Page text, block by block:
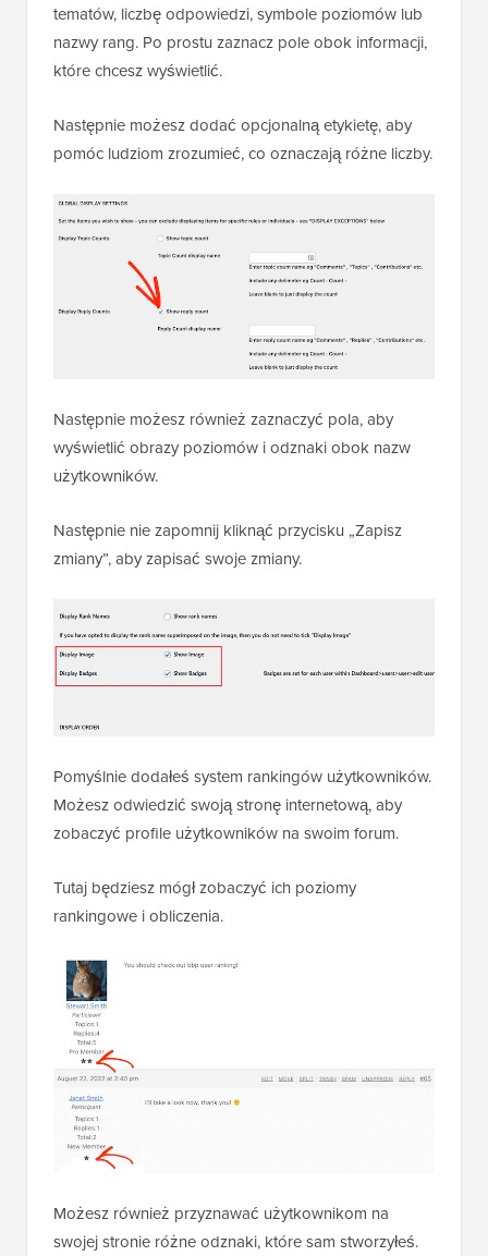
tematów, liczbę odpowiedzi, symbole poziomów lub
nazwy rang. Po prostu zaznacz pole obok informacji,
które chcesz wyświetlić.
Następnie możesz dodać opcjonalną etykietę, aby
pomóc ludziom zrozumieć, co oznaczają różne liczby.
Następnie możesz również zaznaczyć pola, aby
wyświetlić obrazy poziomów i odznaki obok nazw
użytkowników.
Następnie nie zapomnij kliknąć przycisku „Zapisz
zmiany”, aby zapisać swoje zmiany.
Pomyślnie dodałeś system rankingów użytkowników.
Możesz odwiedzić swoją stronę internetową, aby
zobaczyć profile użytkowników na swoim forum.
Tutaj będziesz mógł zobaczyć ich poziomy
rankingowe i obliczenia.
Możesz również przyznawać użytkownikom na
swojej stronie różne odznaki, które sam stworzyłeś.